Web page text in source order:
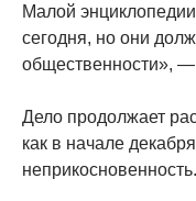
Малой
сегодня, но они
общественности»,
Дело продолжает
как в начале
неприкосновенность.